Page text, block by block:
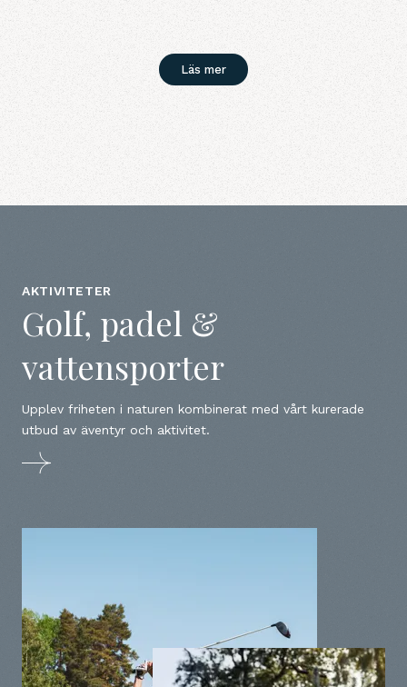
Läs mer
AKTIVITETER
Golf, padel &
vattensporter
Upplev friheten i naturen kombinerat med vårt kurerade
utbud av äventyr och aktivitet.